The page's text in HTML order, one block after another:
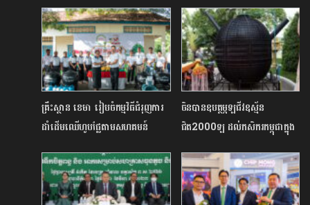
គ្រឹះ​ស្ថាន ខេមា រៀប​ចំ​កម្ម​វិធី​ជំរុញ​ការ​
ដាំ​ដើម​ឈើ​ហូប​ផ្លែ​តាម​សហ​គមន៍
ចិនបានឧបត្ថម្ភឡជីវឧស្ម័ន
ជិត2000ឡ ដល់កសិករកម្ពុជាក្នុង